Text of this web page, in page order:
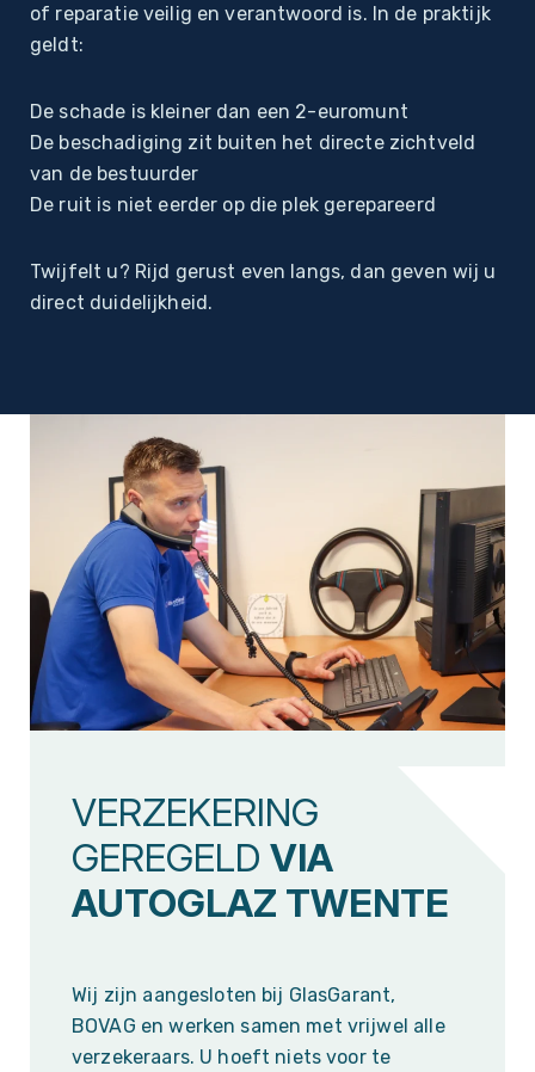
of reparatie veilig en verantwoord is. In de praktijk
geldt:
De schade is kleiner dan een 2-euromunt
De beschadiging zit buiten het directe zichtveld
van de bestuurder
De ruit is niet eerder op die plek gerepareerd
Twijfelt u? Rijd gerust even langs, dan geven wij u
direct duidelijkheid.
VERZEKERING
GEREGELD VIA
AUTOGLAZ TWENTE
Wij zijn aangesloten bij GlasGarant,
BOVAG en werken samen met vrijwel alle
verzekeraars. U hoeft niets voor te
Webshop
Contact